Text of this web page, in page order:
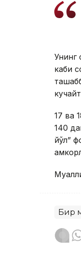
Унинг
каби
17 ва
140
йўл”
Бир